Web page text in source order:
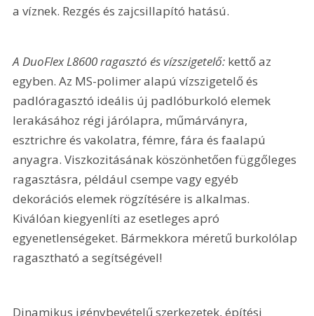
a víznek. Rezgés és zajcsillapító hatású.
A DuoFlex L8600 ragasztó és vízszigetelő: kettő az
egyben. Az MS-polimer alapú vízszigetelő és
padlóragasztó ideális új padlóburkoló elemek
lerakásához régi járólapra, műmárványra,
esztrichre és vakolatra, fémre, fára és faalapú
anyagra. Viszkozitásának köszönhetően függőleges
ragasztásra, például csempe vagy egyéb
dekorációs elemek rögzítésére is alkalmas.
Kiválóan kiegyenlíti az esetleges apró
egyenetlenségeket. Bármekkora méretű burkolólap
ragasztható a segítségével!
Dinamikus igénybevételű szerkezetek, építési